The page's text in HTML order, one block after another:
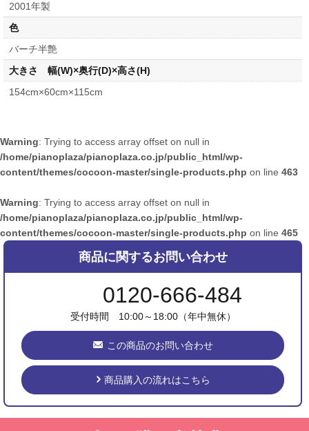
2001年製
色
バーチ半艶
大きさ 幅(W)×奥行(D)×高さ(H)
154cm×60cm×115cm
Warning: Trying to access array offset on null in
/home/pianoplaza/pianoplaza.co.jp/public_html/wp-
content/themes/cocoon-master/single-products.php on line 463
Warning: Trying to access array offset on null in
/home/pianoplaza/pianoplaza.co.jp/public_html/wp-
content/themes/cocoon-master/single-products.php on line 465
商品に関するお問い合わせ
0120-666-484
受付時間 10:00～18:00（年中無休）
この商品のお問い合わせ
商品購入の流れはこちら